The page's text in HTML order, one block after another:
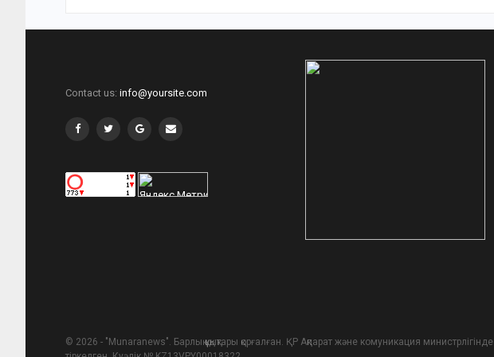
Contact us: info@yoursite.com
© 2026 - "Munaranews". Барлық құқықтары қорғалған. ҚР Ақпарат және комуникация министрлігінде